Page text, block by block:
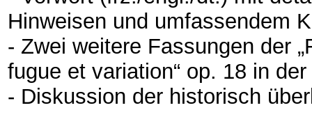
Hinweisen und umfassendem
- Zwei weitere Fassungen der
fugue et variation“ op. 18 in
- Diskussion der historisch